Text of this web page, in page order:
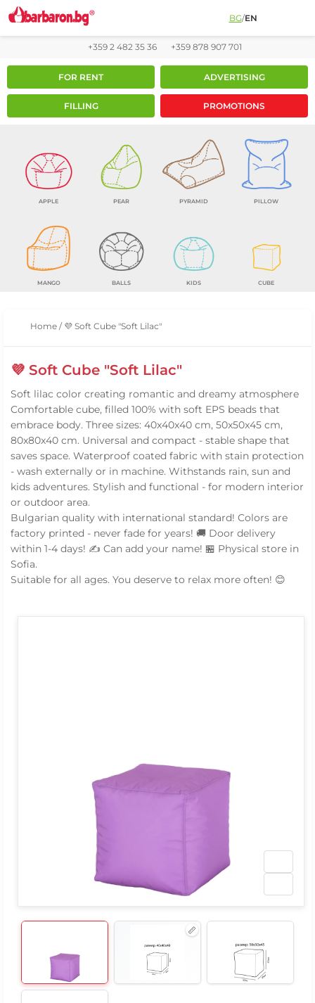
BG/EN
+359 2 482 35 36 +359 878 907 701
FOR RENT ADVERTISING
FILLING PROMOTIONS
APPLE PEAR PYRAMID PILLOW
MANGO BALLS KIDS CUBE
Home / 💜 Soft Cube "Soft Lilac"
💜 Soft Cube "Soft Lilac"
Soft lilac color creating romantic and dreamy atmosphere
Comfortable cube, filled 100% with soft EPS beads that
embrace body. Three sizes: 40x40x40 cm, 50x50x45 cm,
80x80x40 cm. Universal and compact - stable shape that
saves space. Waterproof coated fabric with stain protection
- wash externally or in machine. Withstands rain, sun and
kids adventures. Stylish and functional - for modern interior
or outdoor area.
Bulgarian quality with international standard! Colors are
factory printed - never fade for years! 🚚 Door delivery
within 1-4 days! ✍️ Can add your name! 🏪 Physical store in
Sofia.
Suitable for all ages. You deserve to relax more often! 😊